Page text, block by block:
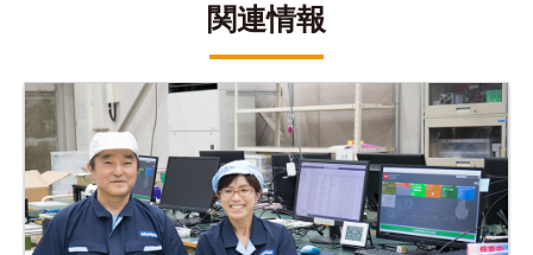
関連情報